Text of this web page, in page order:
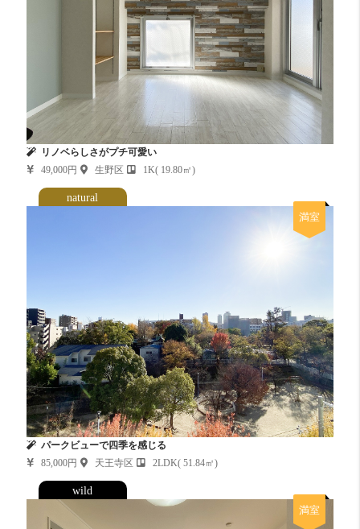
リノベらしさがプチ可愛い
49,000円
生野区 1K( 19.80㎡)
natural
満室
パークビューで四季を感じる
85,000円
天王寺区 2LDK( 51.84㎡)
wild
満室